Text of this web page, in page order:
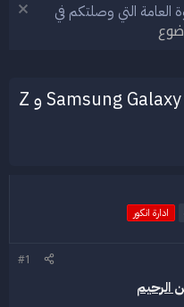
التي وصلتكم في
تسريب مواصفات Samsung Galaxy Z Fold 3 و Z
ادارة انكور
#1
الرحيم